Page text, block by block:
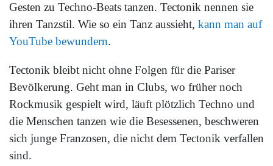
Gesten zu Techno-Beats tanzen. Tectonik nennen sie
ihren Tanzstil. Wie so ein Tanz aussieht, kann man auf
YouTube bewundern.
Tectonik bleibt nicht ohne Folgen für die Pariser
Bevölkerung. Geht man in Clubs, wo früher noch
Rockmusik gespielt wird, läuft plötzlich Techno und
die Menschen tanzen wie die Besessenen, beschweren
sich junge Franzosen, die nicht dem Tectonik verfallen
sind.